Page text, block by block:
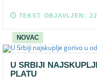
TEKST OBJAVLJEN:
NOVAC
U SRBIJI
PLATU